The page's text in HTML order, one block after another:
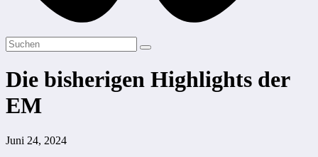
Die bisherigen Highlights der
EM
Juni 24, 2024